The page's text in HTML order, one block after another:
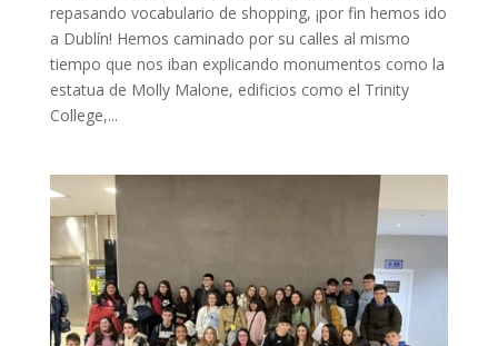
repasando vocabulario de shopping, ¡por fin hemos ido
a Dublín! Hemos caminado por su calles al mismo
tiempo que nos iban explicando monumentos como la
estatua de Molly Malone, edificios como el Trinity
College,...